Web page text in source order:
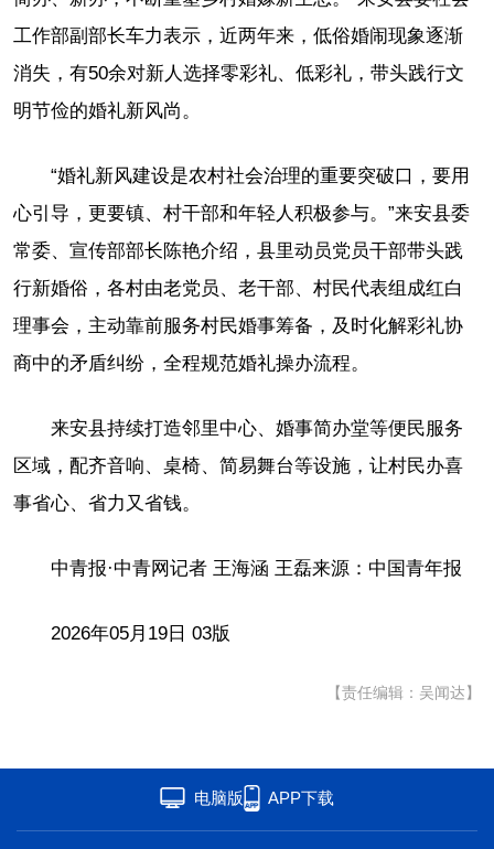
工作部副部长车力表示，近两年来，低俗婚闹现象逐渐
消失，有50余对新人选择零彩礼、低彩礼，带头践行文
明节俭的婚礼新风尚。
“婚礼新风建设是农村社会治理的重要突破口，要用
心引导，更要镇、村干部和年轻人积极参与。”来安县委
常委、宣传部部长陈艳介绍，县里动员党员干部带头践
行新婚俗，各村由老党员、老干部、村民代表组成红白
理事会，主动靠前服务村民婚事筹备，及时化解彩礼协
商中的矛盾纠纷，全程规范婚礼操办流程。
来安县持续打造邻里中心、婚事简办堂等便民服务
区域，配齐音响、桌椅、简易舞台等设施，让村民办喜
事省心、省力又省钱。
中青报·中青网记者 王海涵 王磊来源：中国青年报
2026年05月19日 03版
【责任编辑：吴闻达】
电脑版 APP下载